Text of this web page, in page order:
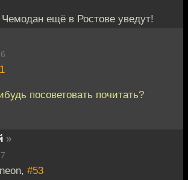
ещё в Ростове уведут!
посоветовать почитать?
»
#53